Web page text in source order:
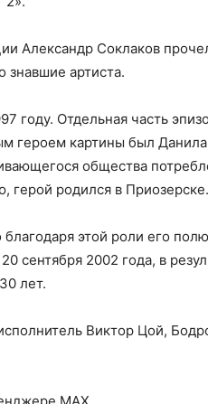
Александр Соклаков
знавшие артиста.
году. Отдельная часть
героем картины был
общества
герой родился в Приозерске.
этой роли его
сентября 2002 года, в
лет.
Виктор Цой,